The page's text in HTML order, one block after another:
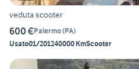
veduta scooter
600 €Palermo(PA)
Usato01/201240000 KmScooter